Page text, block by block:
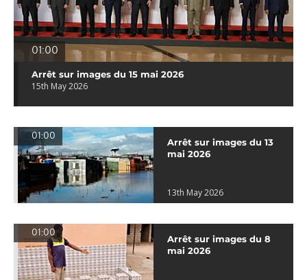
01:00
Arrêt sur images du 15 mai 2026
15th May 2026
01:00
Arrêt sur images du 13
mai 2026
13th May 2026
01:00
Arrêt sur images du 8
mai 2026